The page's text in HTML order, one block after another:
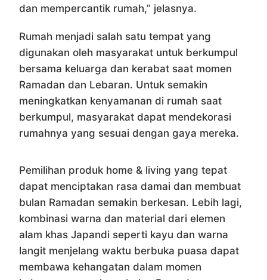
dan mempercantik rumah,” jelasnya.
Rumah menjadi salah satu tempat yang
digunakan oleh masyarakat untuk berkumpul
bersama keluarga dan kerabat saat momen
Ramadan dan Lebaran. Untuk semakin
meningkatkan kenyamanan di rumah saat
berkumpul, masyarakat dapat mendekorasi
rumahnya yang sesuai dengan gaya mereka.
Pemilihan produk home & living yang tepat
dapat menciptakan rasa damai dan membuat
bulan Ramadan semakin berkesan. Lebih lagi,
kombinasi warna dan material dari elemen
alam khas Japandi seperti kayu dan warna
langit menjelang waktu berbuka puasa dapat
membawa kehangatan dalam momen